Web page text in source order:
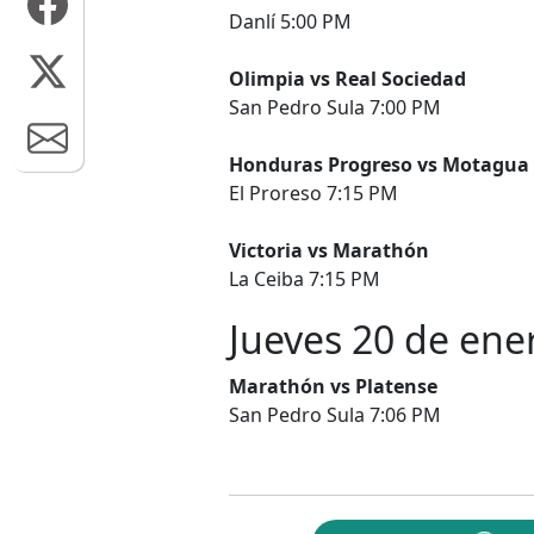
Danlí 5:00 PM
Olimpia vs Real Sociedad
San Pedro Sula 7:00 PM
Honduras Progreso vs Motagua
El Proreso 7:15 PM
Victoria vs Marathón
La Ceiba 7:15 PM
Jueves 20 de
Marathón vs Platense
San Pedro Sula 7:06 PM